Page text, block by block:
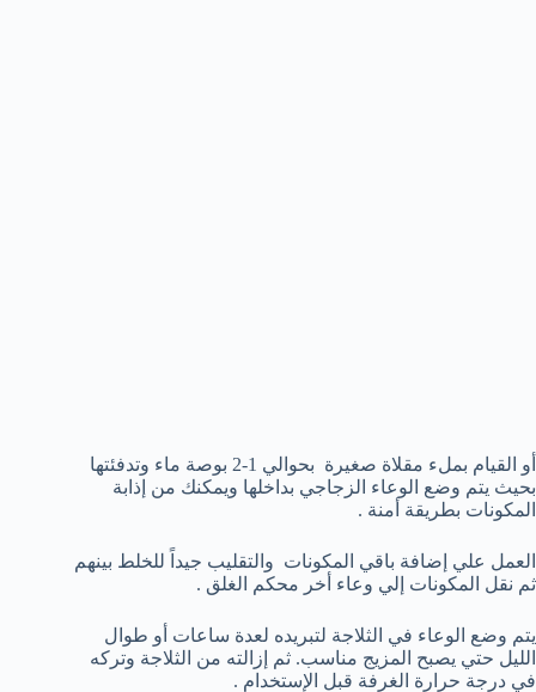
أو القيام بملء مقلاة صغيرة بحوالي 1-2 بوصة ماء وتدفئتها
بحيث يتم وضع الوعاء الزجاجي بداخلها ويمكنك من إذابة
المكونات بطريقة أمنة .
العمل علي إضافة باقي المكونات والتقليب جيداً للخلط بينهم
ثم نقل المكونات إلي وعاء أخر محكم الغلق .
يتم وضع الوعاء في الثلاجة لتبريده لعدة ساعات أو طوال
الليل حتي يصبح المزيج مناسب. ثم إزالته من الثلاجة وتركه
في درجة حرارة الغرفة قبل الإستخدام .